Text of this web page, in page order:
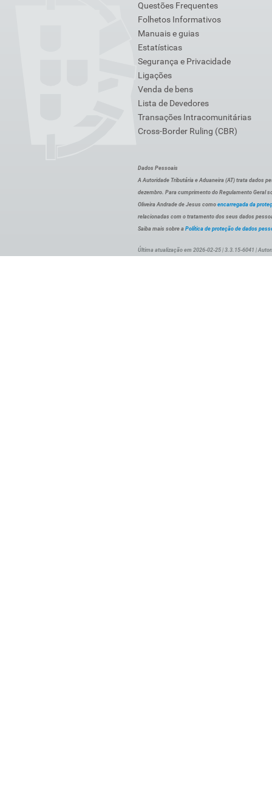
Questões Frequentes
Folhetos Informativos
Manuais e guias
Estatísticas
Segurança e Privacidade
Ligações
Venda de bens
Lista de Devedores
Transações Intracomunitárias
Cross-Border Ruling (CBR)
Dados Pessoais
A Autoridade Tributária e Aduaneira (AT) trata dados
dezembro. Para cumprimento do Regulamento Geral
Oliveira Andrade de Jesus como encarregada da
relacionadas com o tratamento dos seus dados
Saiba mais sobre a Política de proteção de dados
Última atualização em 2026-02-25 | 3.3.15-6041 |